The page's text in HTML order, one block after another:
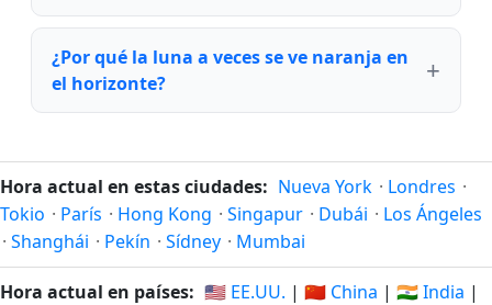
¿Por qué la luna a veces se ve naranja en
el horizonte?
Hora actual en estas ciudades: Nueva York · Londres ·
Tokio · París · Hong Kong · Singapur · Dubái · Los Ángeles
· Shanghái · Pekín · Sídney · Mumbai
Hora actual en países: 🇺🇸 EE.UU. | 🇨🇳 China | 🇮🇳 India |